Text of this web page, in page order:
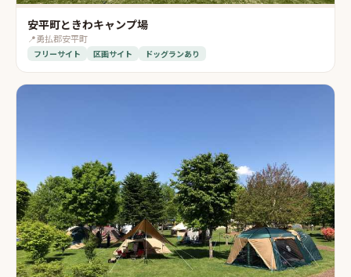
安平町ときわキャンプ場
📍勇払郡安平町
フリーサイト 区画サイト ドッグランあり